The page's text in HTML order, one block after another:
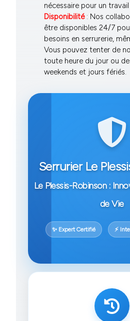
nécessaire pour un
Disponibilité: Nos
être disponibles 24/7
besoins en serrurerie,
Vous pouvez tenter de
toute heure du jour ou
weekends et jours fériés.
Serrurier Le
Le Plessis-Robinson :
de Vie
✨ Expert Certifié ⚡